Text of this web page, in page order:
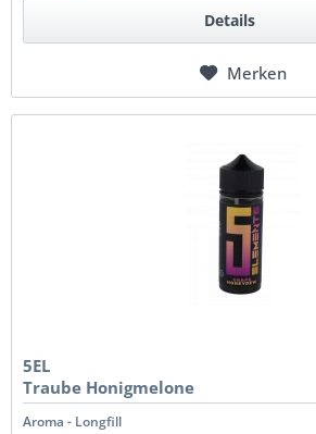
Details
Merken
5EL
Traube Honigmelone
Aroma - Longfill